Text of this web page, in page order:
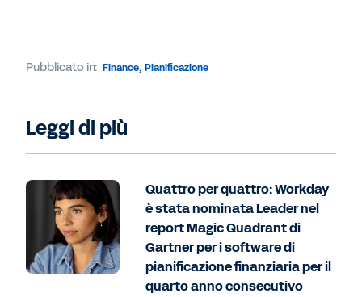
Pubblicato in: Finance, Pianificazione
Leggi di più
Quattro per quattro: Workday
è stata nominata Leader nel
report Magic Quadrant di
Gartner per i software di
pianificazione finanziaria per il
quarto anno consecutivo